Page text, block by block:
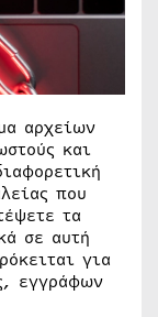
αρχείων
και
που
τα
σε αυτή
για
εγγράφων